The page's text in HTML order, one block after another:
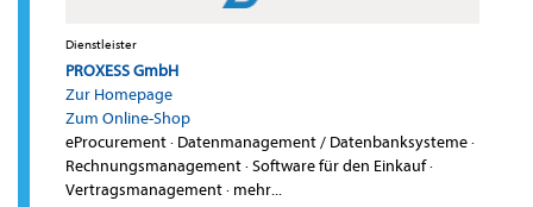
Dienstleister
PROXESS GmbH
Zur Homepage
Zum Online-Shop
eProcurement· Datenmanagement / Datenbanksysteme·
Rechnungsmanagement·Software für den Einkauf·
Vertragsmanagement· mehr...